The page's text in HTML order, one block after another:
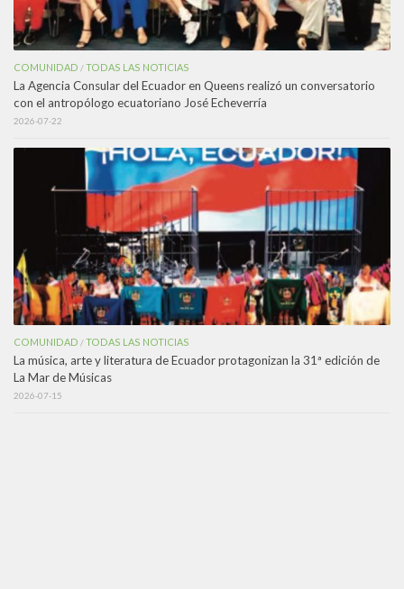
COMUNIDAD /TODAS LAS NOTICIAS
La Agencia Consular del Ecuador en Queens realizó un conversatorio
con el antropólogo ecuatoriano José Echeverría
2026-07-22
COMUNIDAD /TODAS LAS NOTICIAS
La música, arte y literatura de Ecuador protagonizan la 31ª edición de
La Mar de Músicas
2026-07-15